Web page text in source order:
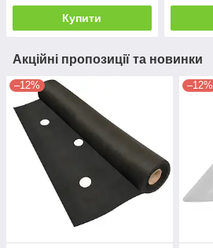
Купити
Акційні пропозиції та новинки
–12% –12%